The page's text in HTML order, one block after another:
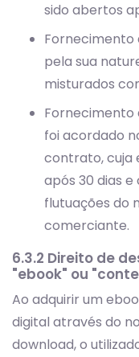
sido abertos
Fornecimento
pela sua
misturados
Fornecimento
foi acordado
contrato, cuja
após 30 dias
flutuações do
comerciante.
6.3.2 Direito de
"ebook" ou
Ao adquirir um
digital através do
download, o